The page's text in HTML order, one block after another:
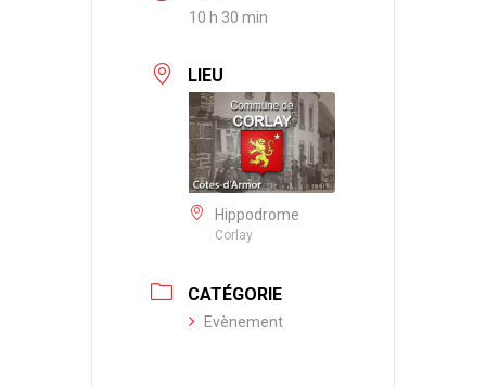
10 h 30 min
LIEU
Hippodrome
Corlay
CATÉGORIE
Evènement